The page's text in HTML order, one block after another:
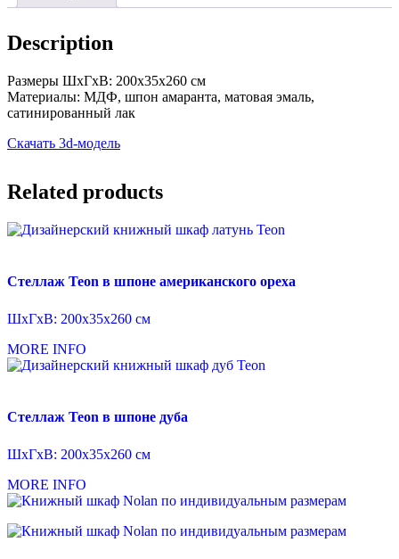
Description
Размеры ШхГхВ: 200x35x260 см
Материалы: МДФ, шпон амаранта, матовая эмаль,
сатинированный лак
Скачать 3d-модель
Related products
Стеллаж Teon в шпоне американского ореха
ШхГхВ: 200x35x260 см
MORE INFO
Стеллаж Teon в шпоне дуба
ШхГхВ: 200x35x260 см
MORE INFO